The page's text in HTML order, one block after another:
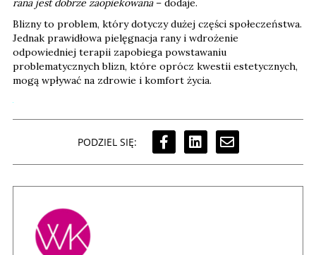
rana jest dobrze zaopiekowana– dodaje.
Blizny to problem, który dotyczy dużej części społeczeństwa.
Jednak prawidłowa pielęgnacja rany i wdrożenie
odpowiedniej terapii zapobiega powstawaniu
problematycznych blizn, które oprócz kwestii estetycznych,
mogą wpływać na zdrowie i komfort życia.
PODZIEL SIĘ: